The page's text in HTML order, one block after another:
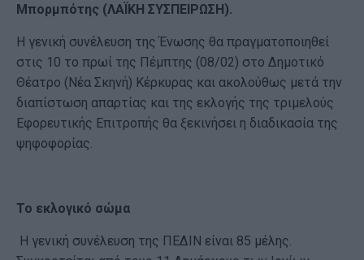
Μπορμπότης (ΛΑΪΚΗ ΣΥΣΠΕΙΡΩΣΗ).
Η γενική συνέλευση της Ένωσης θα πραγματοποιηθεί
στις 10 το πρωί της Πέμπτης (08/02) στο Δημοτικό
Θέατρο (Νέα Σκηνή) Κέρκυρας και ακολούθως μετά την
διαπίστωση απαρτίας και της εκλογής της τριμελούς
Εφορευτικής Επιτροπής θα ξεκινήσει η διαδικασία της
ψηφοφορίας.
Το εκλογικό σώμα
Η γενική συνέλευση της ΠΕΔΙΝ είναι 85 μέλης.